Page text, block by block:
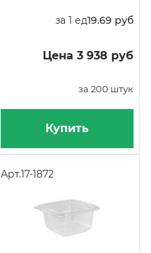
за 1 ед19.69 руб
Цена 3 938 руб
за 200 штук
Купить
Арт.17-1872